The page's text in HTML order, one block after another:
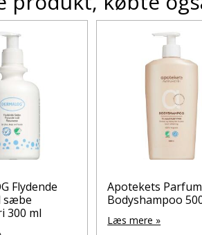
Flydende
sæbe
300 ml
Apotekets
Bodyshampoo
Læs mere »